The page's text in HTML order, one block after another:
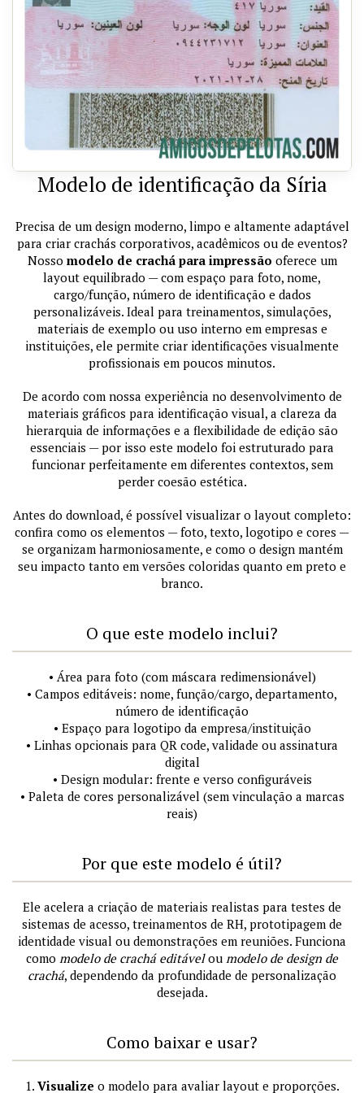
Modelo de identificação da Síria
Precisa de um design moderno, limpo e altamente adaptável
para criar crachás corporativos, acadêmicos ou de eventos?
Nosso modelo de crachá para impressão oferece um
layout equilibrado — com espaço para foto, nome,
cargo/função, número de identificação e dados
personalizáveis. Ideal para treinamentos, simulações,
materiais de exemplo ou uso interno em empresas e
instituições, ele permite criar identificações visualmente
profissionais em poucos minutos.
De acordo com nossa experiência no desenvolvimento de
materiais gráficos para identificação visual, a clareza da
hierarquia de informações e a flexibilidade de edição são
essenciais — por isso este modelo foi estruturado para
funcionar perfeitamente em diferentes contextos, sem
perder coesão estética.
Antes do download, é possível visualizar o layout completo:
confira como os elementos — foto, texto, logotipo e cores —
se organizam harmoniosamente, e como o design mantém
seu impacto tanto em versões coloridas quanto em preto e
branco.
O que este modelo inclui?
• Área para foto (com máscara redimensionável)
• Campos editáveis: nome, função/cargo, departamento,
número de identificação
• Espaço para logotipo da empresa/instituição
• Linhas opcionais para QR code, validade ou assinatura
digital
• Design modular: frente e verso configuráveis
• Paleta de cores personalizável (sem vinculação a marcas
reais)
Por que este modelo é útil?
Ele acelera a criação de materiais realistas para testes de
sistemas de acesso, treinamentos de RH, prototipagem de
identidade visual ou demonstrações em reuniões. Funciona
como modelo de crachá editávelou modelo de design de
crachá, dependendo da profundidade de personalização
desejada.
Como baixar e usar?
1. Visualize o modelo para avaliar layout e proporções.